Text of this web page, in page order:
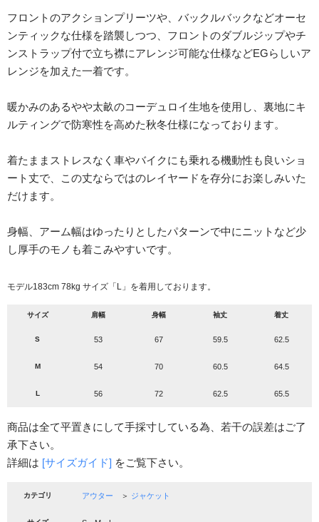
フロントのアクションプリーツや、バックルバックなどオーセ
ンティックな仕様を踏襲しつつ、フロントのダブルジップやチ
ンストラップ付で立ち襟にアレンジ可能な仕様などEGらしいア
レンジを加えた一着です。
暖かみのあるやや太畝のコーデュロイ生地を使用し、裏地にキ
ルティングで防寒性を高めた秋冬仕様になっております。
着たままストレスなく車やバイクにも乗れる機動性も良いショ
ート丈で、この丈ならではのレイヤードを存分にお楽しみいた
だけます。
身幅、アーム幅はゆったりとしたパターンで中にニットなど少
し厚手のモノも着こみやすいです。
モデル183cm 78kg サイズ「L」を着用しております。
サイズ 肩幅 身幅 袖丈 着丈
S 53 67 59.5 62.5
M 54 70 60.5 64.5
L 56 72 62.5 65.5
商品は全て平置きにして手採寸している為、若干の誤差はご了
承下さい。
詳細は [サイズガイド] をご覧下さい。
カテゴリ アウター ＞ ジャケット